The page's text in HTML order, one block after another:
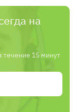
на
течение 15 минут